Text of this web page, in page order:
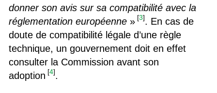
donner son avis sur sa compatibilité avec la
réglementation européenne» [3]. En cas de
doute de compatibilité légale d’une règle
technique, un gouvernement doit en effet
consulter la Commission avant son
adoption [4].